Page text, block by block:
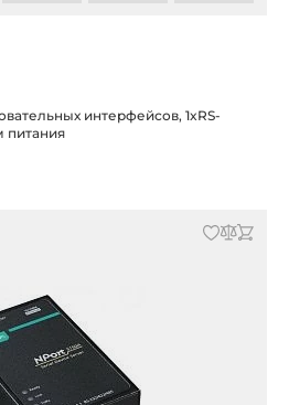
порт
232/485
RS-232/422/485интерфейсов, 1xRS-
питания